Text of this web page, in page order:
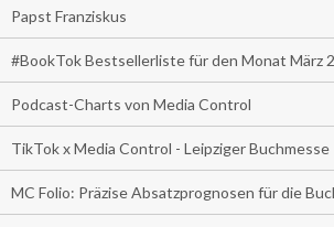
Papst Franziskus
#BookTok Bestsellerliste für den Monat März
Podcast-Charts von Media Control
TikTok x Media Control - Leipziger Buchmesse
MC Folio: Präzise Absatzprognosen für die